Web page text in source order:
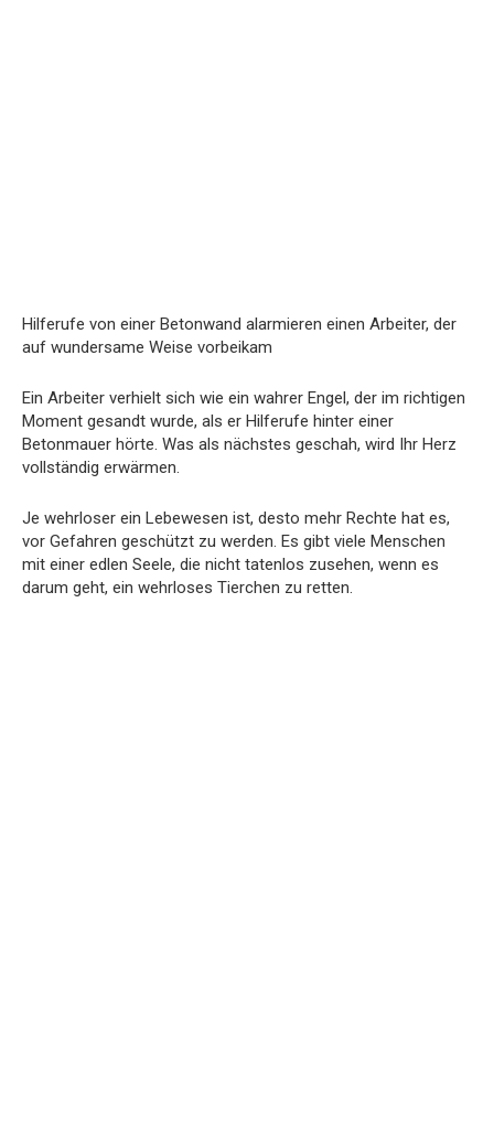
Hilferufe von einer Betonwand alarmieren einen Arbeiter, der
auf wundersame Weise vorbeikam
Ein Arbeiter verhielt sich wie ein wahrer Engel, der im richtigen
Moment gesandt wurde, als er Hilferufe hinter einer
Betonmauer hörte. Was als nächstes geschah, wird Ihr Herz
vollständig erwärmen.
Je wehrloser ein Lebewesen ist, desto mehr Rechte hat es,
vor Gefahren geschützt zu werden. Es gibt viele Menschen
mit einer edlen Seele, die nicht tatenlos zusehen, wenn es
darum geht, ein wehrloses Tierchen zu retten.